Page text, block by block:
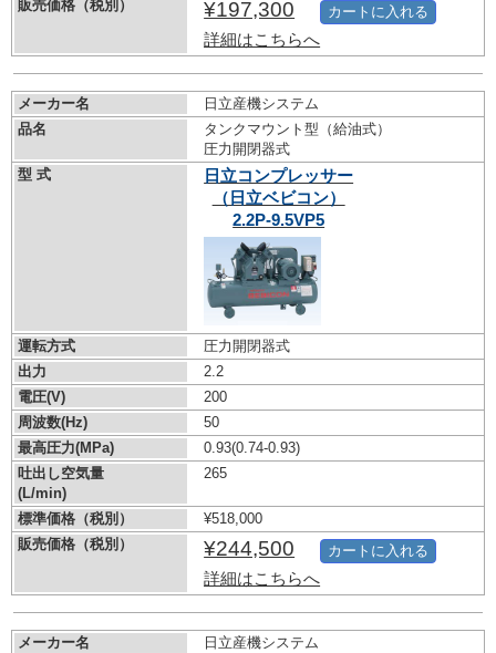
販売価格（税別）
¥197,300
詳細はこちらへ
カートに入れる
メーカー名
日立産機システム
品名
タンクマウント型（給油式）
圧力開閉器式
型 式
日立コンプレッサー
（日立ベビコン）
2.2P-9.5VP5
運転方式
圧力開閉器式
出力
2.2
電圧(V)
200
周波数(Hz)
50
最高圧力(MPa)
0.93(0.74-0.93)
吐出し空気量
(L/min)
265
標準価格（税別）
¥518,000
販売価格（税別）
¥244,500
詳細はこちらへ
カートに入れる
メーカー名
日立産機システム